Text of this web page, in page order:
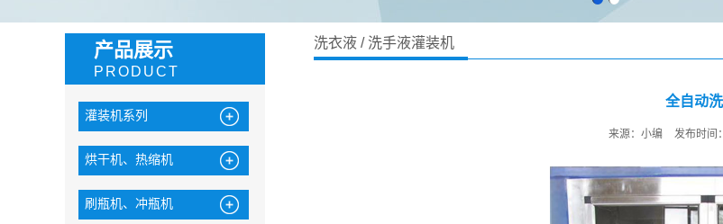
产品展示
PRODUCT
灌装机系列
白酒 / 葡萄酒灌装机
红酒 / 保健酒灌装机
玻璃水 /防冻液灌装机
酱油醋/牛奶/果汁灌装机
香油/食用油/润滑油灌装机
洗衣液 / 洗手液灌装机
烘干机、热缩机
刷瓶机、冲瓶机
洗衣液 / 洗手液灌装机
全自动
来源：小编 发布时间